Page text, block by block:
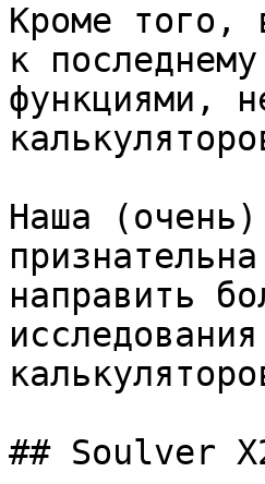
Кроме того,
к
функциями,
Наша
направить
## Soulver